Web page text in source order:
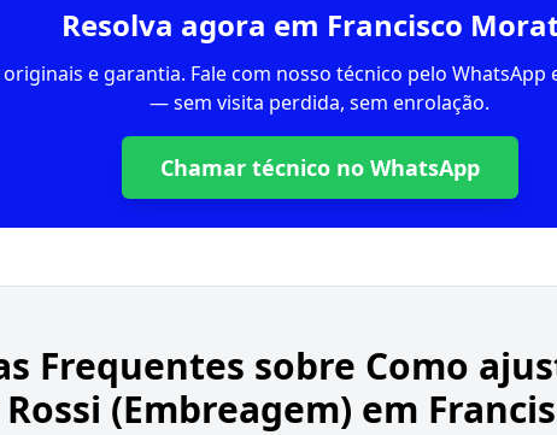
Resolva agora em Francisco
originais e garantia. Fale com nosso técnico pelo
— sem visita perdida, sem enrolação.
Chamar técnico no WhatsApp
Frequentes sobre Como
(Embreagem) em